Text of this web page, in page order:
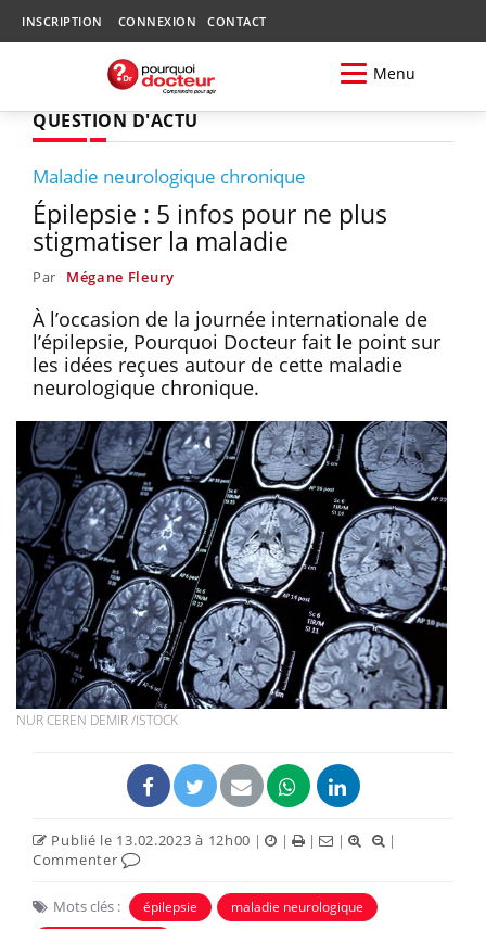
INSCRIPTION CONNEXION CONTACT
Menu
QUESTION D'ACTU
Maladie neurologique chronique
Épilepsie : 5 infos pour ne plus
stigmatiser la maladie
Par Mégane Fleury
À l’occasion de la journée internationale de
l’épilepsie, Pourquoi Docteur fait le point sur
les idées reçues autour de cette maladie
neurologique chronique.
NUR CEREN DEMIR /ISTOCK
Publié le 13.02.2023 à 12h00 | | | |
|
Commenter
Mots clés : épilepsie
maladie neurologique